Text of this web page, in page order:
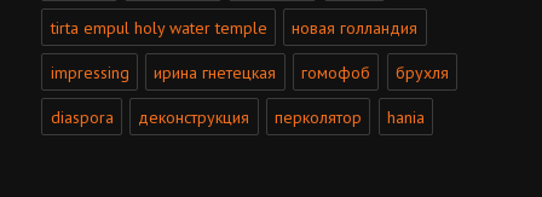
tirta empul holy water temple новая голландия
impressing ирина гнетецкая гомофоб брухля
diaspora деконструкция перколятор hania